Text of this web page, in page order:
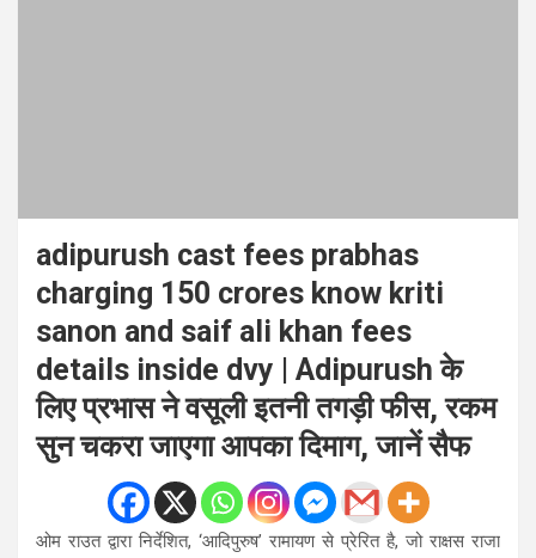
adipurush cast fees prabhas
charging 150 crores know kriti
sanon and saif ali khan fees
details inside dvy | Adipurush के
लिए प्रभास ने वसूली इतनी तगड़ी फीस, रकम
सुन चकरा जाएगा आपका दिमाग, जानें सैफ
ओम राउत द्वारा निर्देशित, ‘आदिपुरुष’ रामायण से प्रेरित है, जो राक्षस राजा